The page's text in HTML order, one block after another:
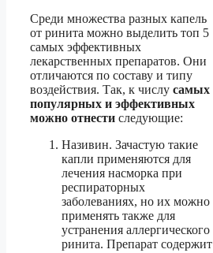
Среди множества разных капель
от ринита можно выделить топ 5
самых эффективных
лекарственных препаратов. Они
отличаются по составу и типу
воздействия. Так, к числу самых
популярных и эффективных
можно отнести следующие:
Називин. Зачастую такие
капли применяются для
лечения насморка при
респираторных
заболеваниях, но их можно
применять также для
устранения аллергического
ринита. Препарат содержит